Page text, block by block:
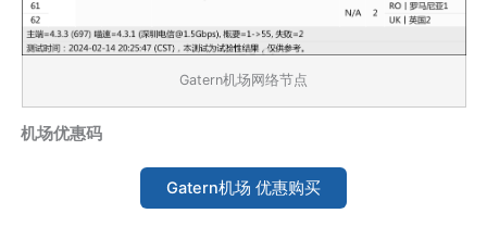
Gatern机场网络节点
机场优惠码
Gatern机场 优惠购买